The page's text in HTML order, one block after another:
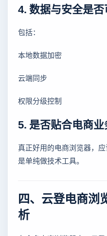
4. 数据与安全是
包括：
本地数据加密
云端同步
权限分级控制
5. 是否贴合电商
真正好用的电商浏览器，
是单纯做技术工具。
四、云登电商浏
析